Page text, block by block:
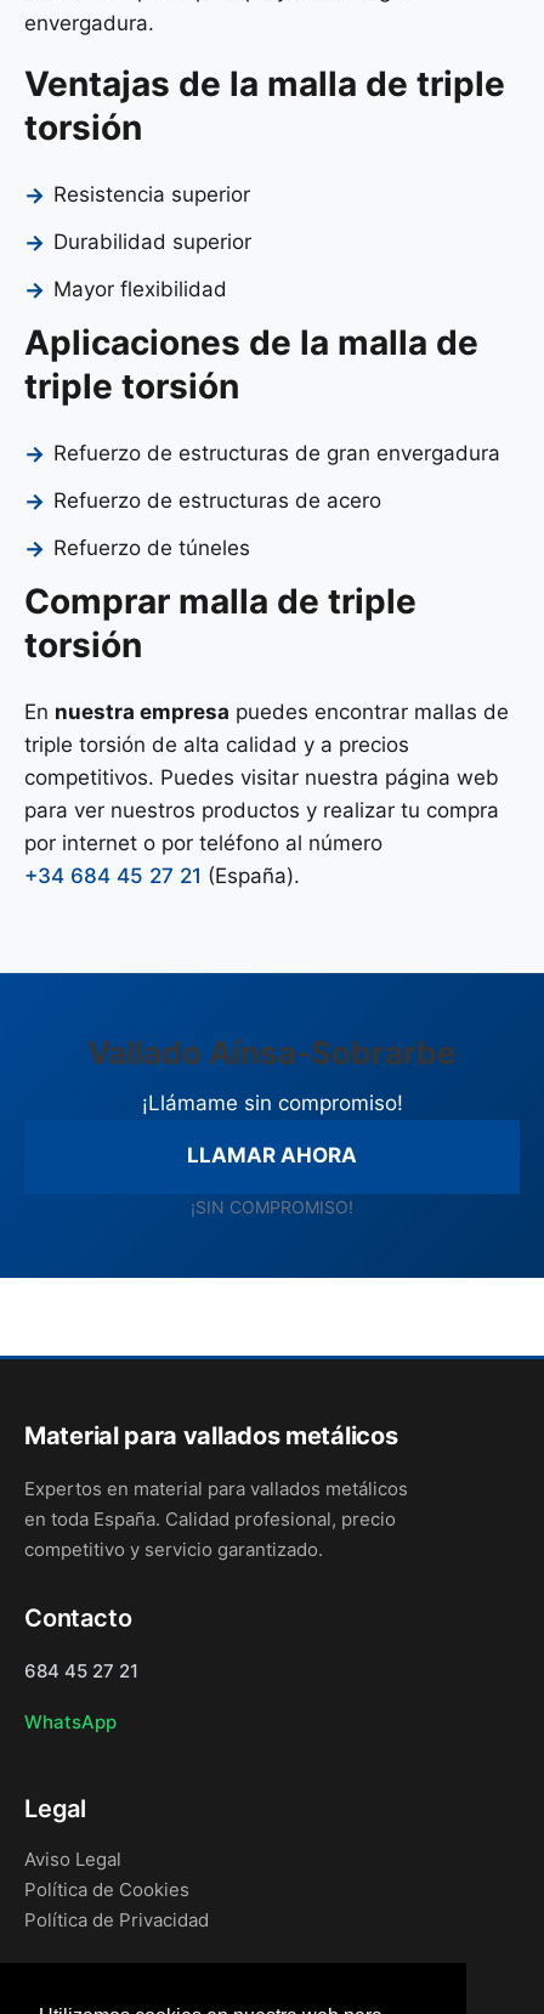
envergadura.
Ventajas de la malla de triple
torsión
Resistencia superior
Durabilidad superior
Mayor flexibilidad
Aplicaciones de la malla de
triple torsión
Refuerzo de estructuras de gran envergadura
Refuerzo de estructuras de acero
Refuerzo de túneles
Comprar malla de triple
torsión
En nuestra empresa puedes encontrar mallas de
triple torsión de alta calidad y a precios
competitivos. Puedes visitar nuestra página web
para ver nuestros productos y realizar tu compra
por internet o por teléfono al número
+34 684 45 27 21 (España).
Vallado Aínsa-Sobrarbe
¡Llámame sin compromiso!
LLAMAR AHORA
¡SIN COMPROMISO!
Material para vallados metálicos
Expertos en material para vallados metálicos
en toda España. Calidad profesional, precio
competitivo y servicio garantizado.
Contacto
684 45 27 21
WhatsApp
Legal
Aviso Legal
Política de Cookies
Política de Privacidad